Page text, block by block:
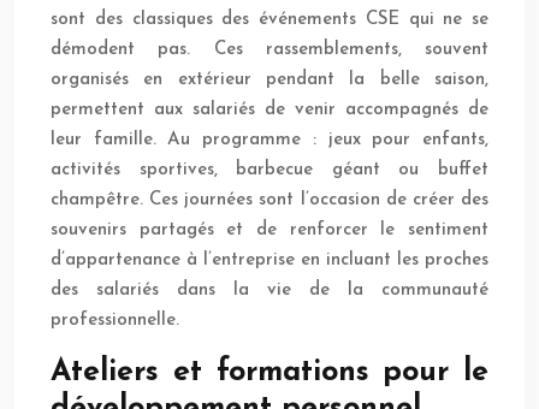
sont des classiques des événements CSE qui ne se
démodent pas. Ces rassemblements, souvent
organisés en extérieur pendant la belle saison,
permettent aux salariés de venir accompagnés de
leur famille. Au programme : jeux pour enfants,
activités sportives, barbecue géant ou buffet
champêtre. Ces journées sont l’occasion de créer des
souvenirs partagés et de renforcer le sentiment
d’appartenance à l’entreprise en incluant les proches
des salariés dans la vie de la communauté
professionnelle.
Ateliers et formations pour le